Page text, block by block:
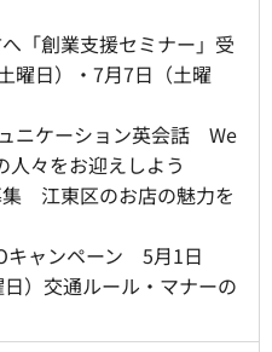
「創業支援セミナー」受
日）・7月7日（土曜
ニケーション英会話 We
人々をお迎えしよう
集 江東区のお店の魅力を
キャンペーン 5月1日
日）交通ルール・マナーの